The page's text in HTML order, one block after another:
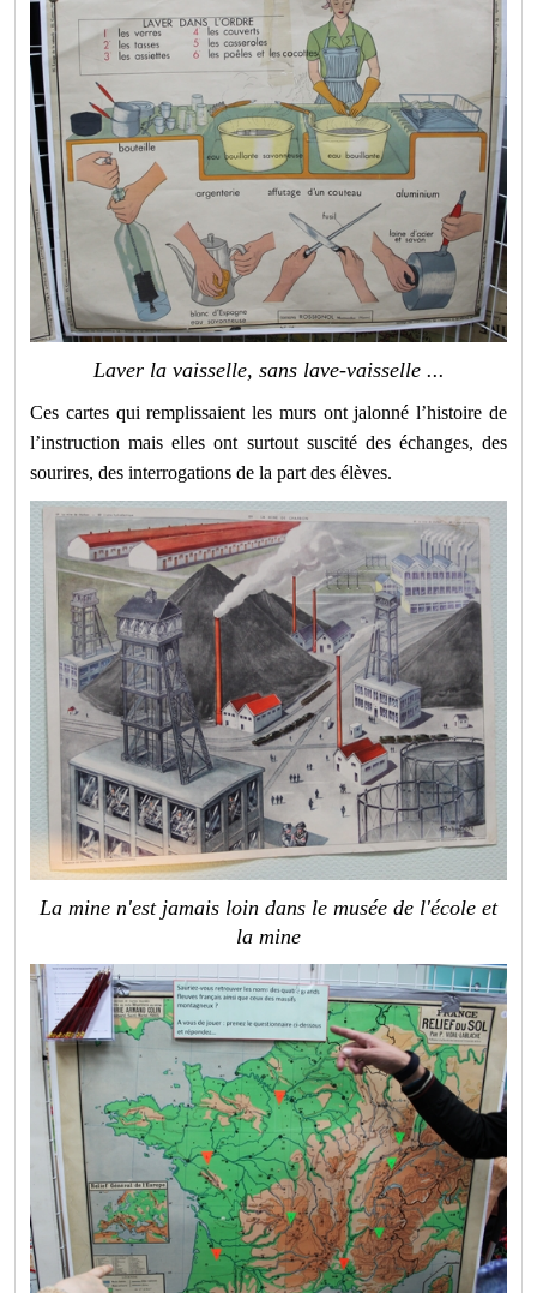
Laver la vaisselle, sans lave-vaisselle ...
Ces cartes qui remplissaient les murs ont jalonné l’histoire de
l’instruction mais elles ont surtout suscité des échanges, des
sourires, des interrogations de la part des élèves.
La mine n'est jamais loin dans le musée de l'école et
la mine